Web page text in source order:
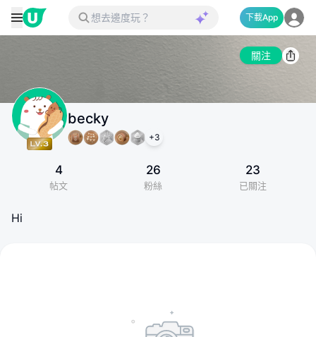
下載App
關注
becky
+3
4
帖文
26
粉絲
23
已關注
Hi